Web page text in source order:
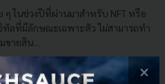
ๆ ในช่วงปีที่ผ่านมาสำหรับ NFT หรือ
ลที่มีลักษณะเฉพาะตัว ไม่สามารถทำ
ายสิน...
×